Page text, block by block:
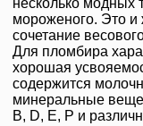
несколько модных
мороженого. Это
сочетание
Для пломбира
хорошая
содержится
минеральные
B, D, E, P и